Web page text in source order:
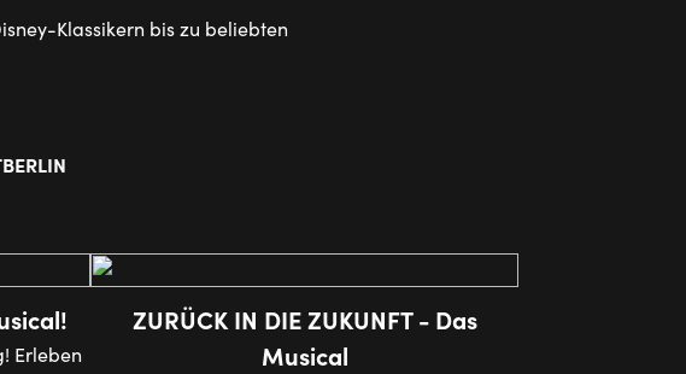
Klassikern bis zu beliebten
BERLIN
Erleben
ZURÜCK IN DIE ZUKUNFT - Das
Musical